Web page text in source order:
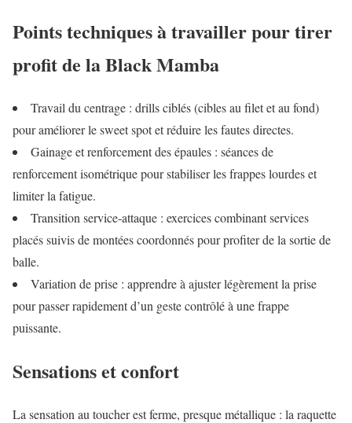
Points techniques à travailler pour tirer
profit de la Black Mamba
Travail du centrage : drills ciblés (cibles au filet et au fond)
pour améliorer le sweet spot et réduire les fautes directes.
Gainage et renforcement des épaules : séances de
renforcement isométrique pour stabiliser les frappes lourdes et
limiter la fatigue.
Transition service‑attaque : exercices combinant services
placés suivis de montées coordonnés pour profiter de la sortie de
balle.
Variation de prise : apprendre à ajuster légèrement la prise
pour passer rapidement d’un geste contrôlé à une frappe
puissante.
Sensations et confort
La sensation au toucher est ferme, presque métallique : la raquette